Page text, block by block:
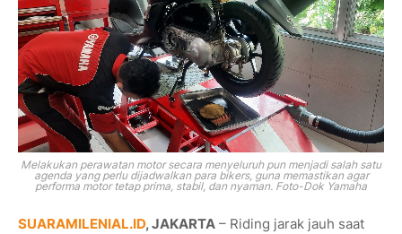
Melakukan perawatan motor secara menyeluruh pun menjadi salah satu
agenda yang perlu dijadwalkan para bikers, guna memastikan agar
performa motor tetap prima, stabil, dan nyaman. Foto-Dok Yamaha
SUARAMILENIAL.ID, JAKARTA – Riding jarak jauh saat